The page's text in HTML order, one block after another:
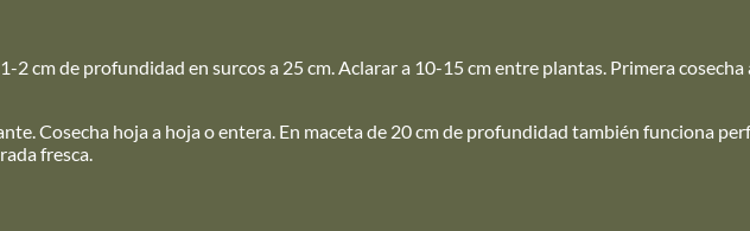
cm de profundidad en surcos a 25 cm. Aclarar a 10-15 cm entre plantas. Primera
Cosecha hoja a hoja o entera. En maceta de 20 cm de profundidad también funciona
fresca.